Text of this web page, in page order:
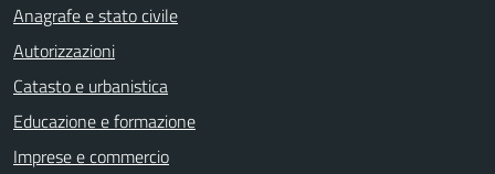
Anagrafe e stato civile
Autorizzazioni
Catasto e urbanistica
Educazione e formazione
Imprese e commercio